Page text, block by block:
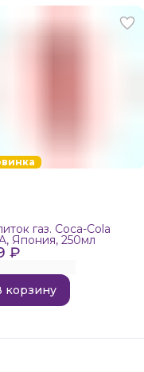
₽
газ. Coca-Cola
Япония, 250мл
корзину